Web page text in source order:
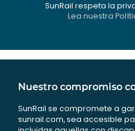
SunRail respeta la
Lea nuestra
Nuestro compromiso
SunRail se compromete a
sunrail.com, sea accesible